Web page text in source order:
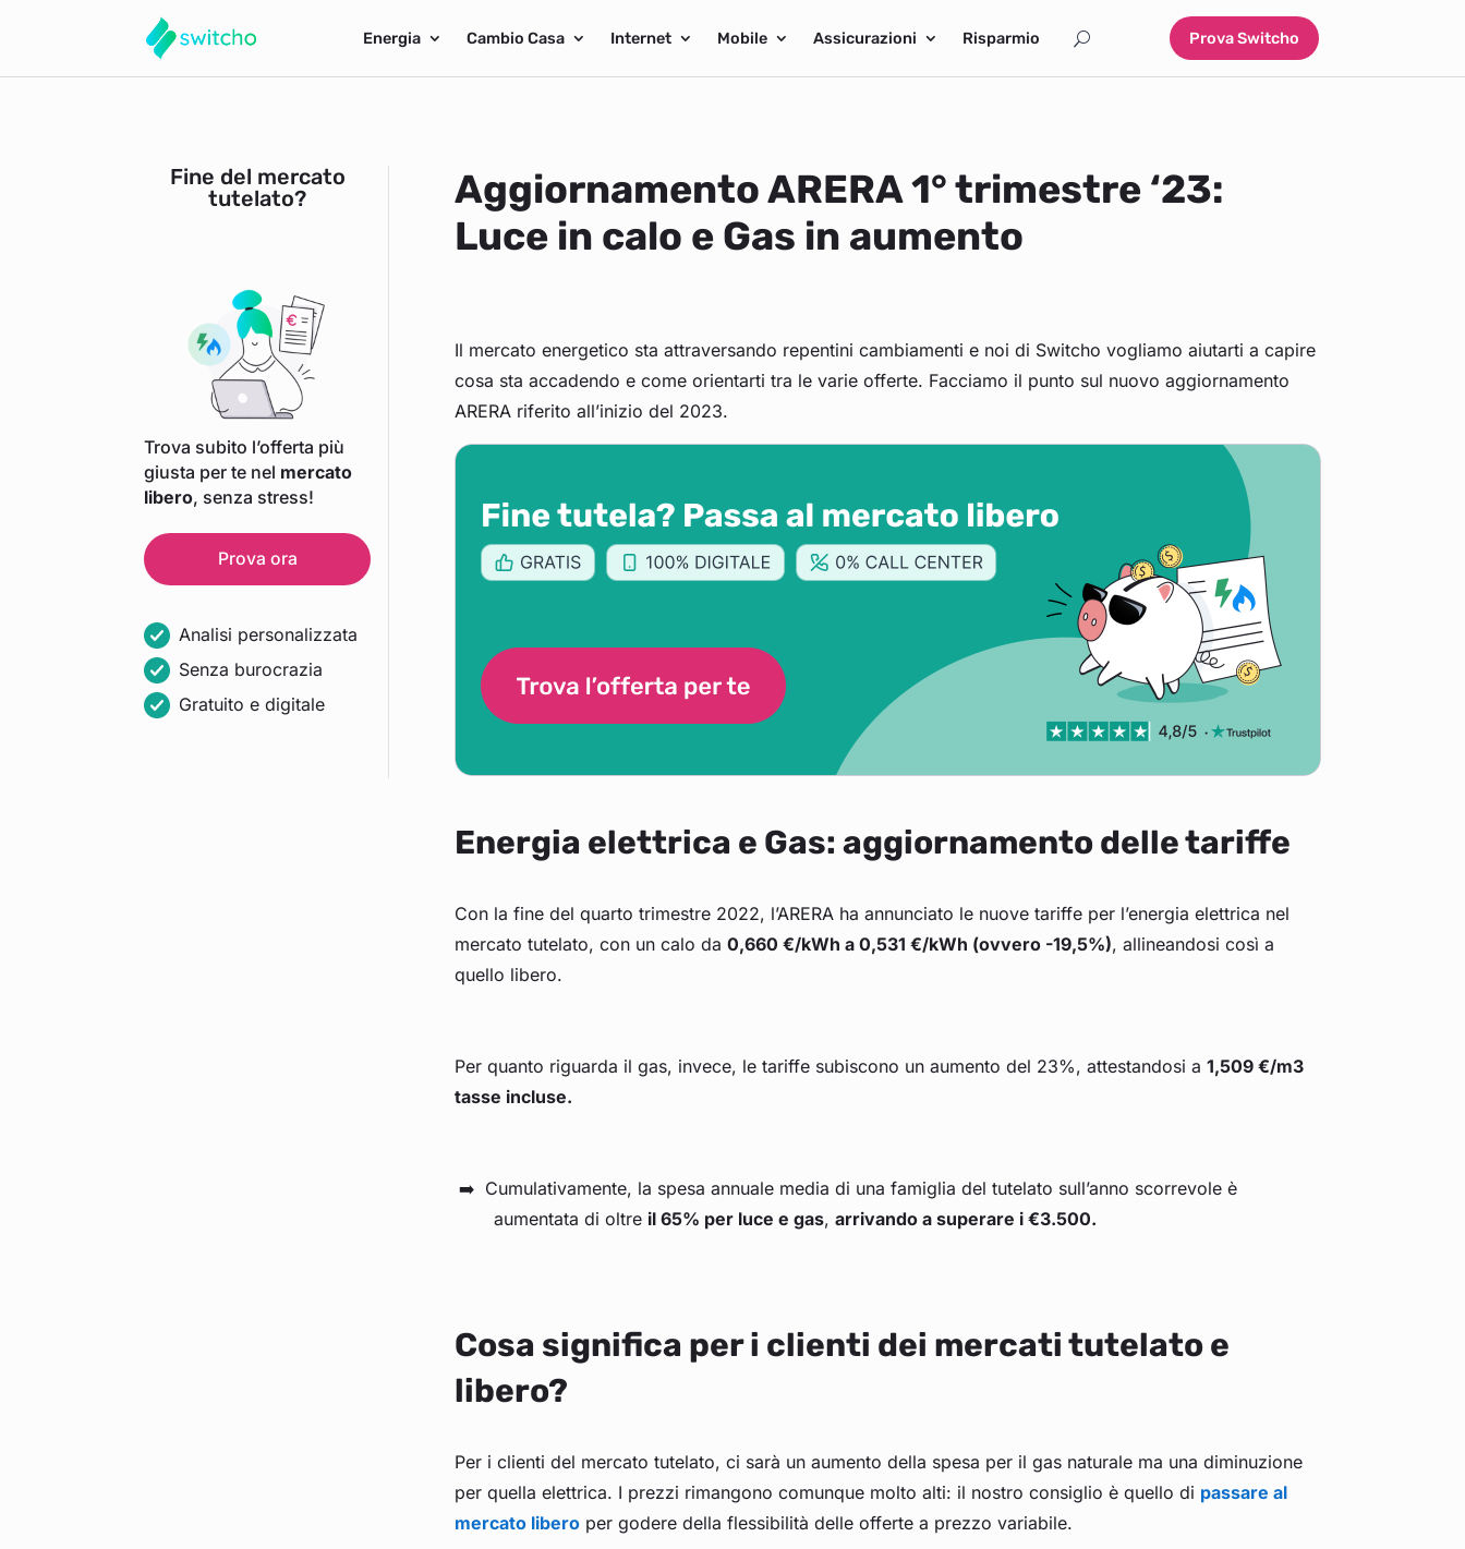
Energia Cambio Casa Internet Mobile Assicurazioni Risparmio Prova Switcho
Fine del mercato
tutelato?
Trova subito l’offerta più
giusta per te nel mercato
libero, senza stress!
Prova ora
Analisi personalizzata
Senza burocrazia
Gratuito e digitale
Aggiornamento ARERA 1° trimestre ‘23:
Luce in calo e Gas in aumento
Il mercato energetico sta attraversando repentini cambiamenti e noi di Switcho vogliamo aiutarti a capire
cosa sta accadendo e come orientarti tra le varie offerte. Facciamo il punto sul nuovo aggiornamento
ARERA riferito all’inizio del 2023.
Energia elettrica e Gas: aggiornamento delle tariffe
Con la fine del quarto trimestre 2022, l’ARERA ha annunciato le nuove tariffe per l’energia elettrica nel
mercato tutelato, con un calo da 0,660 €/kWh a 0,531 €/kWh (ovvero -19,5%), allineandosi così a
quello libero.
Per quanto riguarda il gas, invece, le tariffe subiscono un aumento del 23%, attestandosi a 1,509 €/m3
tasse incluse.
Cumulativamente, la spesa annuale media di una famiglia del tutelato sull’anno scorrevole è
aumentata di oltre il 65% per luce e gas, arrivando a superare i €3.500.
Cosa significa per i clienti dei mercati tutelato e
libero?
Per i clienti del mercato tutelato, ci sarà un aumento della spesa per il gas naturale ma una diminuzione
per quella elettrica. I prezzi rimangono comunque molto alti: il nostro consiglio è quello di passare al
mercato liberoper godere della flessibilità delle offerte a prezzo variabile.